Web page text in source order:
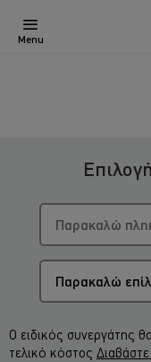
Menu
Ο ειδικός συνεργάτης
τελικό κόστος